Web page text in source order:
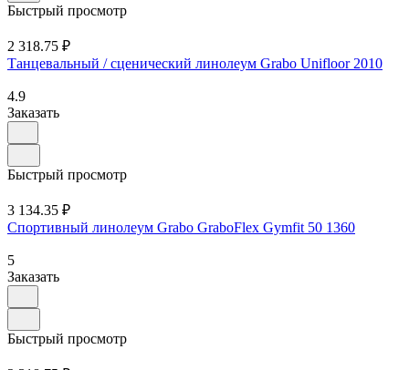
Быстрый просмотр
2 318.75 ₽
Танцевальный / сценический линолеум Grabo Unifloor 2010
4.9
Заказать
Быстрый просмотр
3 134.35 ₽
Спортивный линолеум Grabo GraboFlex Gymfit 50 1360
5
Заказать
Быстрый просмотр